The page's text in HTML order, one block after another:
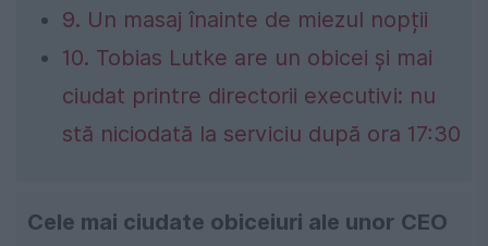
9. Un masaj înainte de miezul nopții
10. Tobias Lutke are un obicei și mai
ciudat printre directorii executivi: nu
stă niciodată la serviciu după ora 17:30
Cele mai ciudate obiceiuri ale unor CEO